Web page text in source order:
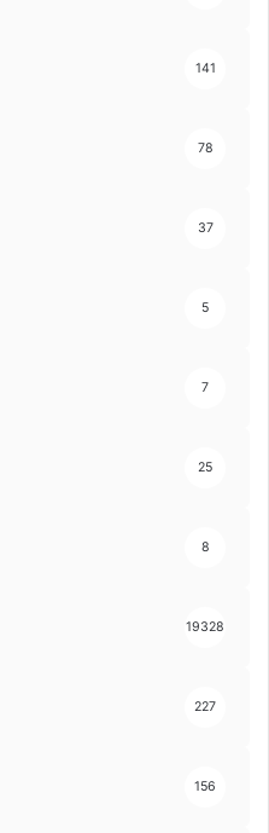
141
78
37
5
7
25
8
19328
227
156